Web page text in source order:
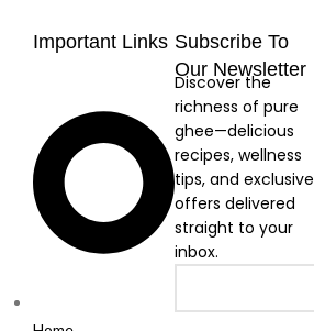
Important Links Subscribe To
Our Newsletter
Discover the
richness of pure
ghee—delicious
recipes, wellness
tips, and exclusive
offers delivered
straight to your
inbox.